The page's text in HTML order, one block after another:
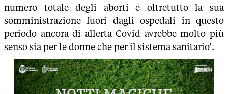
numero totale degli aborti e oltretutto la sua
somministrazione fuori dagli ospedali in questo
periodo ancora di allerta Covid avrebbe molto più
senso sia per le donne che per il sistema sanitario'.